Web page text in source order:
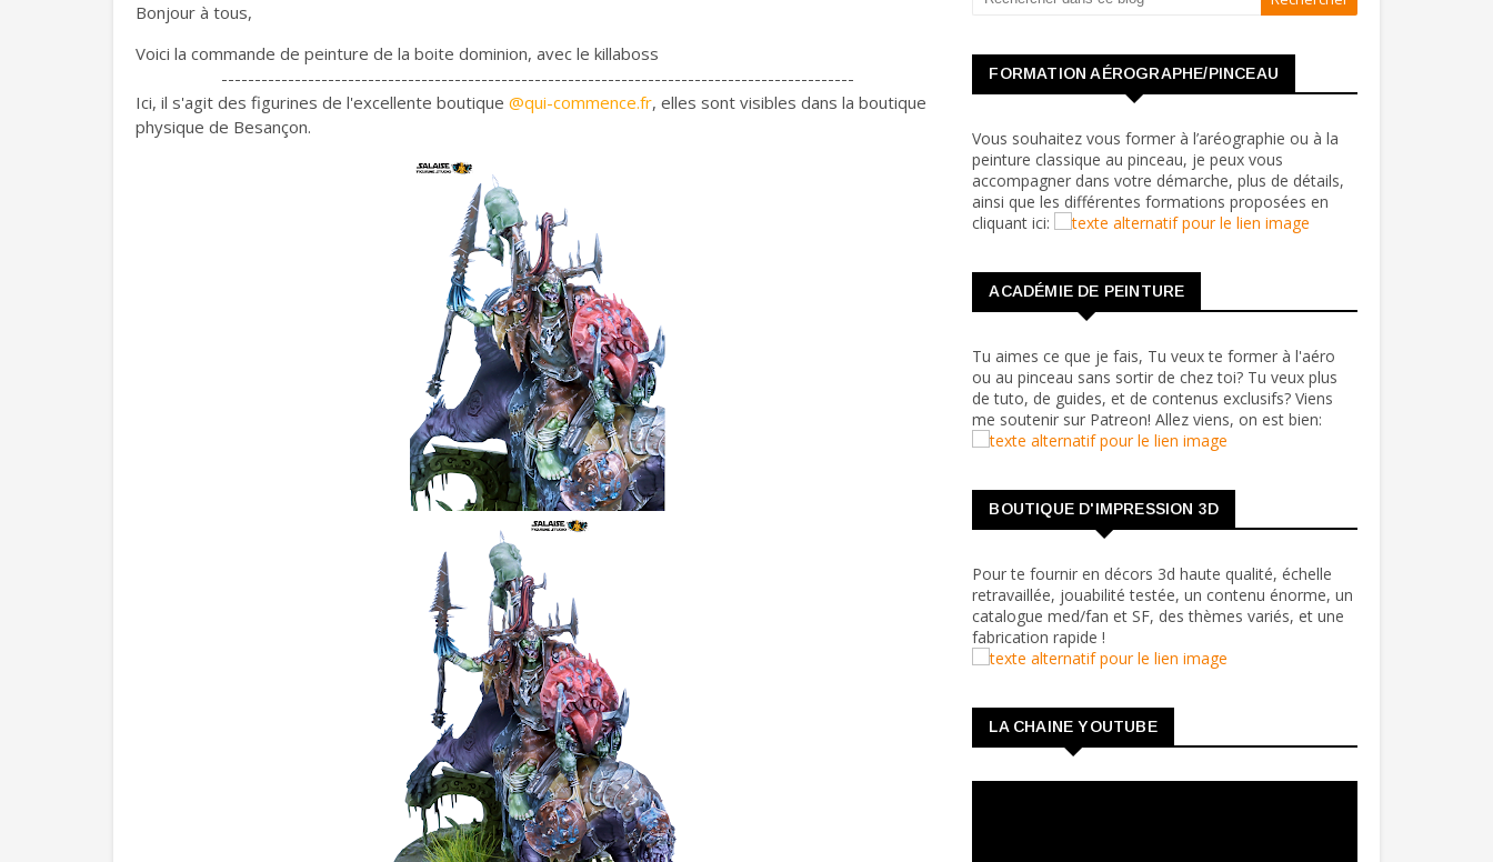
Bonjour à tous,
Voici la commande de peinture de la boite dominion, avec le killaboss
-----------------------------------------------------------------------------------------------
Ici, il s'agit des figurines de l'excellente boutique @qui-commence.fr, elles sont visibles dans la boutique
physique de Besançon.
FORMATION AÉROGRAPHE/PINCEAU
Vous souhaitez vous former à l’aréographie ou à la
peinture classique au pinceau, je peux vous
accompagner dans votre démarche, plus de détails,
ainsi que les différentes formations proposées en
cliquant ici:
ACADÉMIE DE PEINTURE
Tu aimes ce que je fais, Tu veux te former à l'aéro
ou au pinceau sans sortir de chez toi? Tu veux plus
de tuto, de guides, et de contenus exclusifs? Viens
me soutenir sur Patreon! Allez viens, on est bien:
BOUTIQUE D'IMPRESSION 3D
Pour te fournir en décors 3d haute qualité, échelle
retravaillée, jouabilité testée, un contenu énorme, un
catalogue med/fan et SF, des thèmes variés, et une
fabrication rapide !
LA CHAINE YOUTUBE